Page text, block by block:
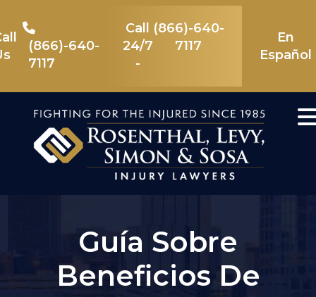
content
(866)-640-
7117
Call
24/7
-
(866)-640-
7117
En
Español
Guía Sobre
Beneficios De